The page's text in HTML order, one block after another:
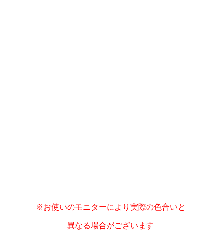
※お使いのモニターにより実際の色合いと
異なる場合がございます